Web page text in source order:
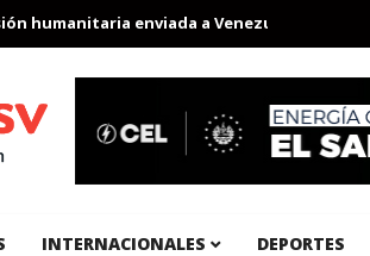
enviada a Venezuela
INTERNACIONALES DEPORTES